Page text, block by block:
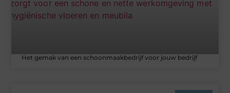
Het gemak van een schoonmaakbedrijf voor jouw bedrijf